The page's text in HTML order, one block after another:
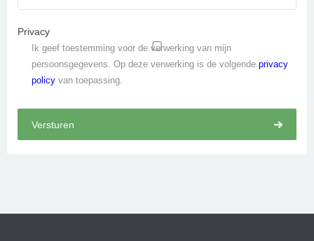
Privacy
Ik geef toestemming voor de verwerking van mijn
persoonsgegevens. Op deze verwerking is de volgende privacy
policy van toepassing.